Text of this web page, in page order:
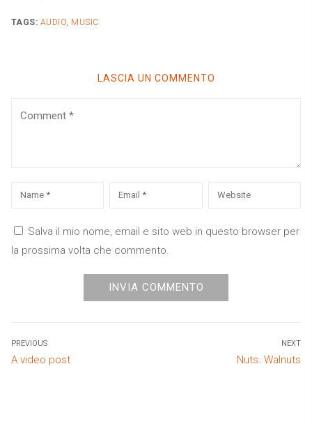
TAGS: AUDIO, MUSIC
LASCIA UN COMMENTO
Name Email Website
Salva il mio nome, email e sito web in questo browser per
la prossima volta che commento.
Navigazione
articoli
PREVIOUS
Previous
A video post
NEXT
Next
Nuts. Walnuts